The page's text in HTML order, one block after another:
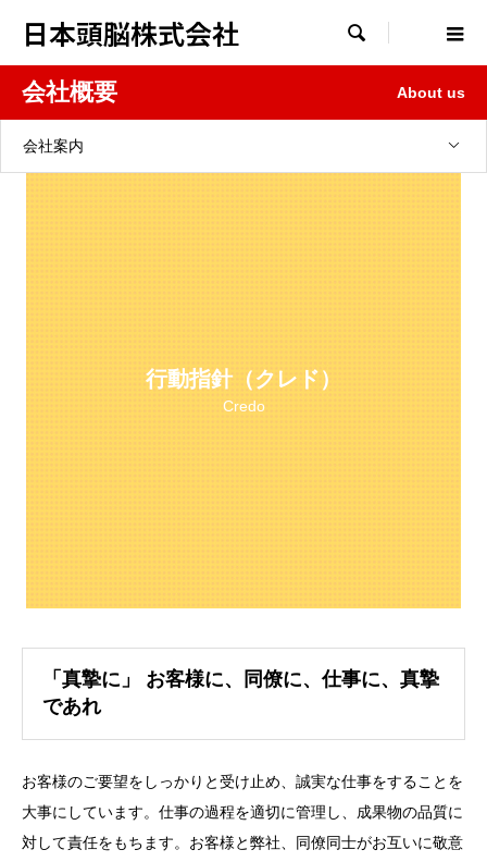
日本頭脳株式会社 
会社概要 About us
会社案内
行動指針（クレド）
Credo
「真摯に」 お客様に、同僚に、仕事に、真摯
であれ
お客様のご要望をしっかりと受け止め、誠実な仕事をすることを
大事にしています。仕事の過程を適切に管理し、成果物の品質に
対して責任をもちます。お客様と弊社、同僚同士がお互いに敬意